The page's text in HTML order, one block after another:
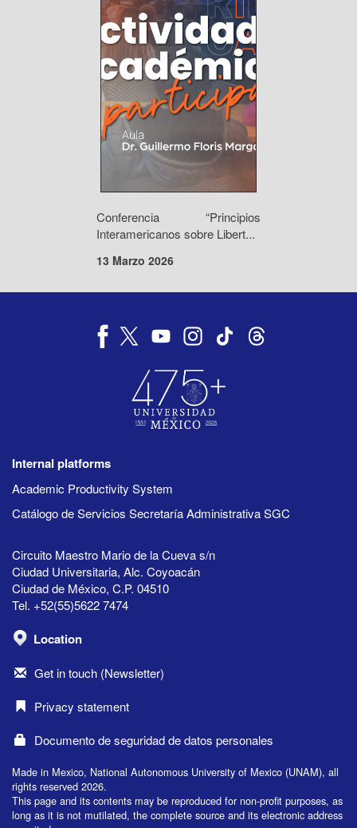
Conferencia “Principios
Interamericanos sobre Libert...
13 Marzo 2026
Internal platforms
Academic Productivity System
Catálogo de Servicios Secretaría Administrativa SGC
Circuito Maestro Mario de la Cueva s/n
Ciudad Universitaria, Alc. Coyoacán
Ciudad de México, C.P. 04510
Tel. +52(55)5622 7474
Location
Get in touch (Newsletter)
Privacy statement
Documento de seguridad de datos personales
Made in Mexico, National Autonomous University of Mexico (UNAM), all
rights reserved 2026.
This page and its contents may be reproduced for non-profit purposes, as
long as it is not mutilated, the complete source and its electronic address